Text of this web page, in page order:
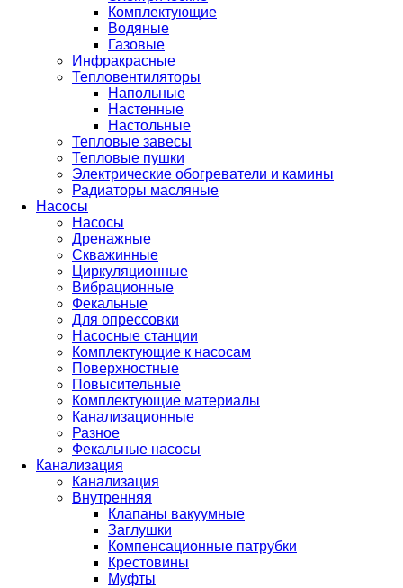
Комплектующие
Водяные
Газовые
Инфракрасные
Тепловентиляторы
Напольные
Настенные
Настольные
Тепловые завесы
Тепловые пушки
Электрические обогреватели и камины
Радиаторы масляные
Насосы
Насосы
Дренажные
Скважинные
Циркуляционные
Вибрационные
Фекальные
Для опрессовки
Насосные станции
Комплектующие к насосам
Поверхностные
Повысительные
Комплектующие материалы
Канализационные
Разное
Фекальные насосы
Канализация
Канализация
Внутренняя
Клапаны вакуумные
Заглушки
Компенсационные патрубки
Крестовины
Муфты